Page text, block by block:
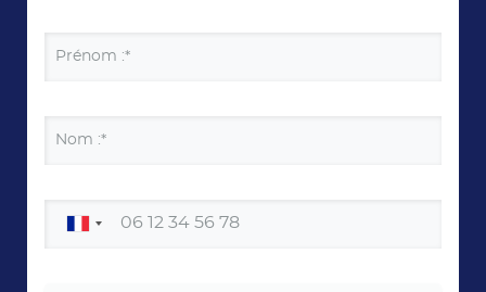
Prénom :*
Nom :*